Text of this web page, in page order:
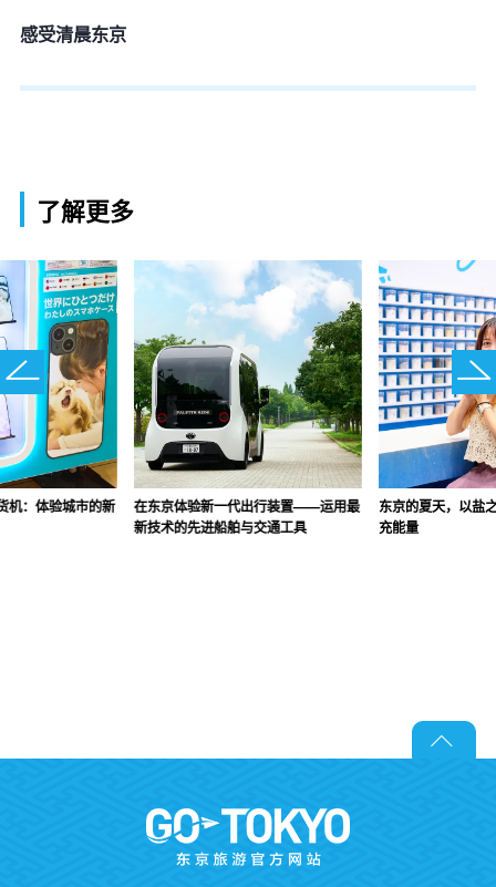
感受清晨东京
了解更多
机：体验城市的新
在东京体验新一代出行装置——运用最
新技术的先进船舶与交通工具
东京的夏天，以盐
充能量